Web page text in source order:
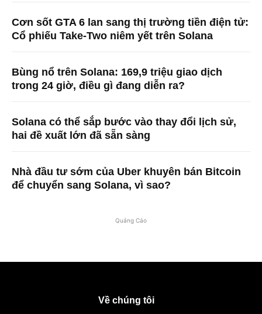
Cơn sốt GTA 6 lan sang thị trường tiền điện tử:
Cổ phiếu Take-Two niêm yết trên Solana
Bùng nổ trên Solana: 169,9 triệu giao dịch
trong 24 giờ, điều gì đang diễn ra?
Solana có thể sắp bước vào thay đổi lịch sử,
hai đề xuất lớn đã sẵn sàng
Nhà đầu tư sớm của Uber khuyên bán Bitcoin
để chuyển sang Solana, vì sao?
Quảng Cáo
Về chúng tôi